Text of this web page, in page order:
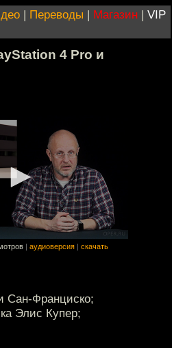
| Переводы | Магазин | VIP
4 Pro и
аудиоверсия скачать
Сан-Франциско;
Элис Купер;